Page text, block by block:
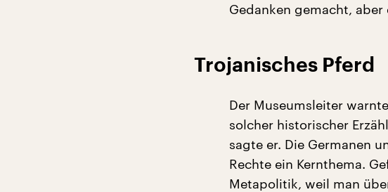
Gedanken gemacht,
Trojanisches Pferd
Der Museumsleiter
solcher historischer
sagte er. Die Germanen
Rechte ein Kernthema.
Metapolitik, weil man